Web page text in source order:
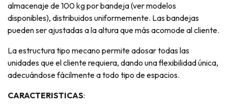
almacenaje de 100 kg por bandeja (ver modelos
disponibles), distribuidos uniformemente. Las bandejas
pueden ser ajustadas a la altura que más acomode al cliente.
La estructura tipo mecano permite adosar todas las
unidades que el cliente requiera, dando una flexibilidad única,
adecuándose fácilmente a todo tipo de espacios.
CARACTERISTICAS: